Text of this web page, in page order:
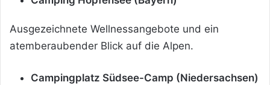
Ausgezeichnete Wellnessangebote und ein
atemberaubender Blick auf die Alpen.
Campingplatz Südsee-Camp (Niedersachsen)